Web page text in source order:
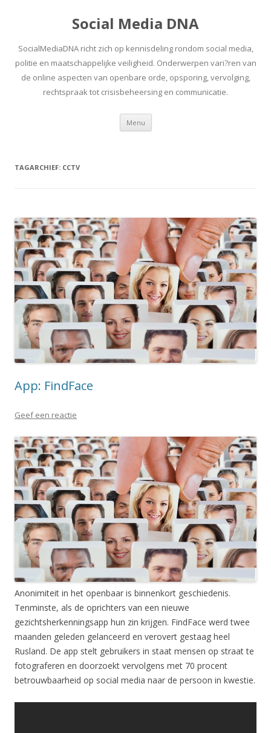
Social Media DNA
SocialMediaDNA richt zich op kennisdeling rondom social media,
politie en maatschappelijke veiligheid. Onderwerpen vari?ren van
de online aspecten van openbare orde, opsporing, vervolging,
rechtspraak tot crisisbeheersing en communicatie.
Menu Spring
inhoud
TAGARCHIEF: CCTV
App: FindFace
Geef een reactie
Anonimiteit in het openbaar is binnenkort geschiedenis.
Tenminste, als de oprichters van een nieuwe
gezichtsherkenningsapp hun zin krijgen. FindFace werd twee
maanden geleden gelanceerd en verovert gestaag heel
Rusland. De app stelt gebruikers in staat mensen op straat te
fotograferen en doorzoekt vervolgens met 70 procent
betrouwbaarheid op social media naar de persoon in kwestie.